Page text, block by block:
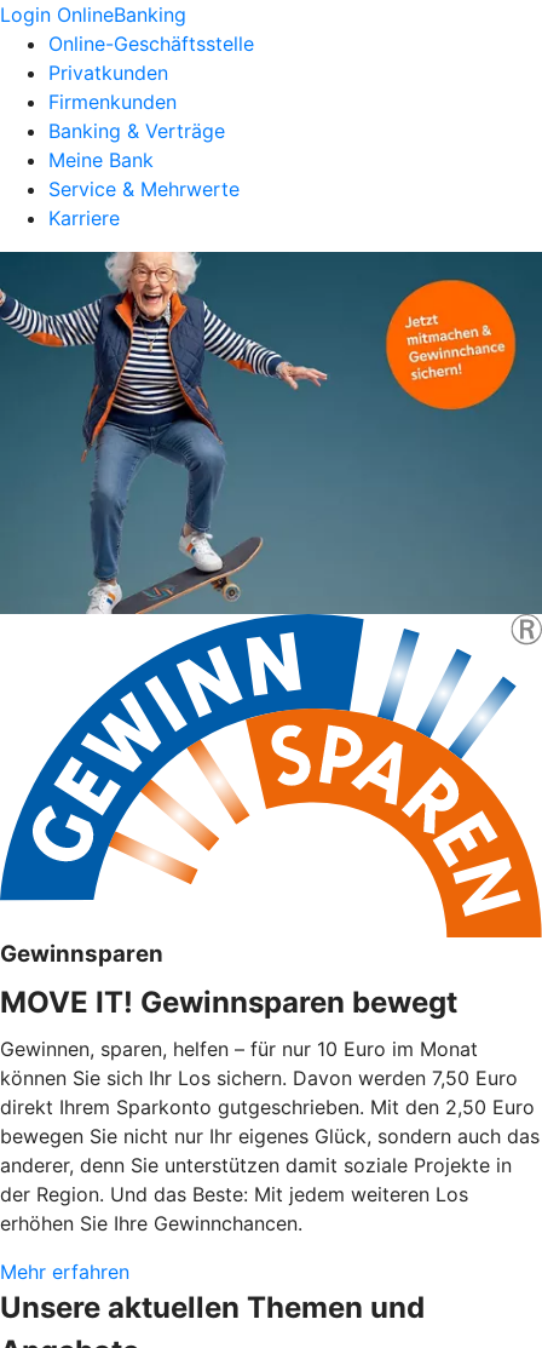
Login OnlineBanking
Online-Geschäftsstelle
Privatkunden
Firmenkunden
Banking & Verträge
Meine Bank
Service & Mehrwerte
Karriere
Gewinnsparen
MOVE IT! Gewinnsparen bewegt
Gewinnen, sparen, helfen – für nur 10 Euro im Monat
können Sie sich Ihr Los sichern. Davon werden 7,50 Euro
direkt Ihrem Sparkonto gutgeschrieben. Mit den 2,50 Euro
bewegen Sie nicht nur Ihr eigenes Glück, sondern auch das
anderer, denn Sie unterstützen damit soziale Projekte in
der Region. Und das Beste: Mit jedem weiteren Los
erhöhen Sie Ihre Gewinnchancen.
Mehr erfahren
Unsere aktuellen Themen und